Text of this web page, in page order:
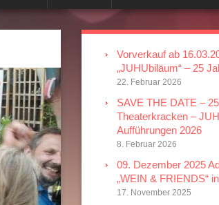
Vorverkauf ab
„JUHUbiläum“ – 25
22. Februar 2026
SAVE THE DATE –
Theaterkracken –
Aufführungen 2026
8. Februar 2026
09. Dezember 2025
„WEIN & FRIENDS“
17. November 2025